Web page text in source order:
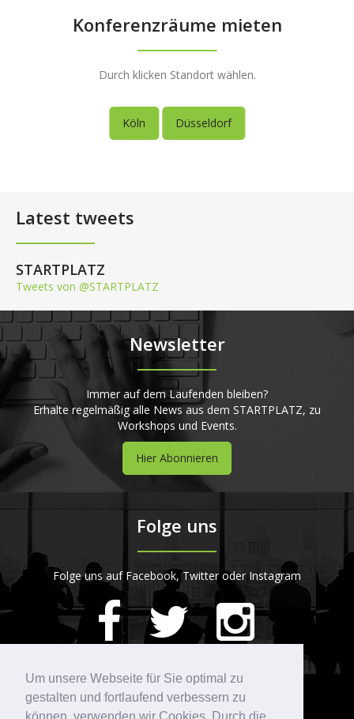
Um unsere Webseite für Sie optimal zu
gestalten und fortlaufend verbessern zu
Konferenzräume mieten
Durch klicken Standort wählen.
Köln Düsseldorf
Latest tweets
STARTPLATZ
Tweets von @STARTPLATZ
Newsletter
Immer auf dem Laufenden bleiben?
Erhalte regelmäßig alle News aus dem STARTPLATZ, zu
Workshops und Events.
Hier Abonnieren
Folge uns
Folge uns auf Facebook, Twitter oder Instagram
STARTPLATZ
420Bewertungen auf ProvenExpert.com
Kontakt